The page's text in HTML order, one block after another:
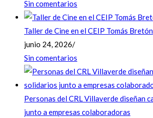
Sin comentarios
Taller de Cine en el CEIP Tomás Bretón
junio 24, 2026/
Sin comentarios
Personas del CRL Villaverde diseñan
junto a empresas colaboradoras